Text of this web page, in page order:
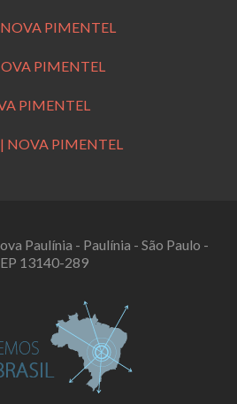
PIMENTEL
PIMENTEL
PIMENTEL
NOVA PIMENTEL
Paulínia - Paulínia - São Paulo -
13140-289